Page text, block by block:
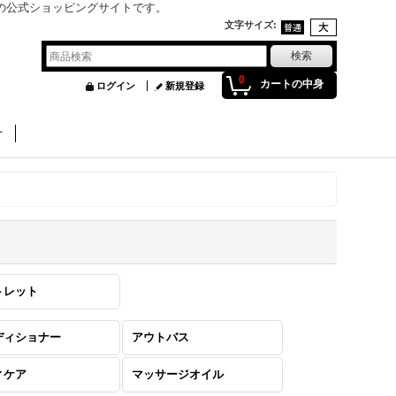
式ショッピングサイトです。
文字サイズ:
0 カートの中身
ログイン 新規登録
レット
ィショナー アウトバス
ケア マッサージオイル